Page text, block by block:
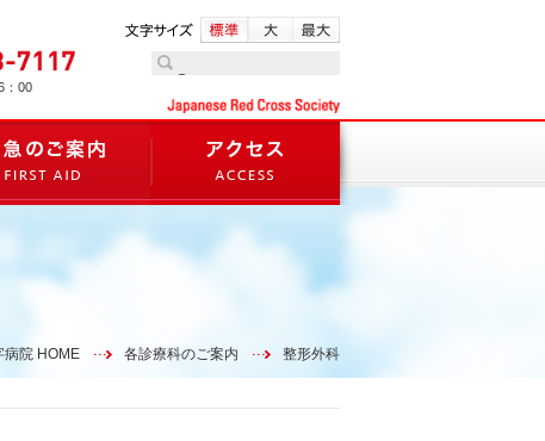
：00
病院 HOME 各診療科のご案内 整形外科